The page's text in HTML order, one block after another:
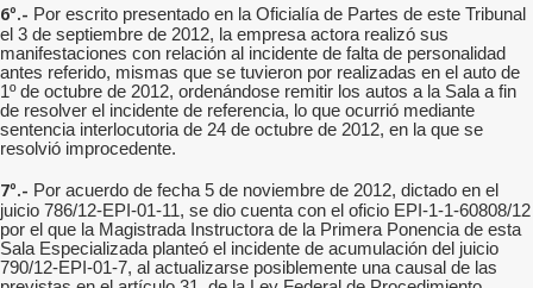
6º.- Por escrito presentado en la Oficialía de Partes de este Tribunal
el 3 de septiembre de 2012, la empresa actora realizó sus
manifestaciones con relación al incidente de falta de personalidad
antes referido, mismas que se tuvieron por realizadas en el auto de
1º de octubre de 2012, ordenándose remitir los autos a la Sala a fin
de resolver el incidente de referencia, lo que ocurrió mediante
sentencia interlocutoria de 24 de octubre de 2012, en la que se
resolvió improcedente.
7º.- Por acuerdo de fecha 5 de noviembre de 2012, dictado en el
juicio 786/12-EPI-01-11, se dio cuenta con el oficio EPI-1-1-60808/12
por el que la Magistrada Instructora de la Primera Ponencia de esta
Sala Especializada planteó el incidente de acumulación del juicio
790/12-EPI-01-7, al actualizarse posiblemente una causal de las